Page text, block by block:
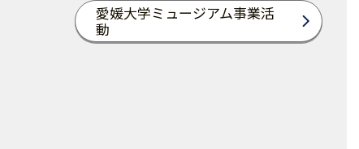
愛媛大学ミュージアム事業活
動